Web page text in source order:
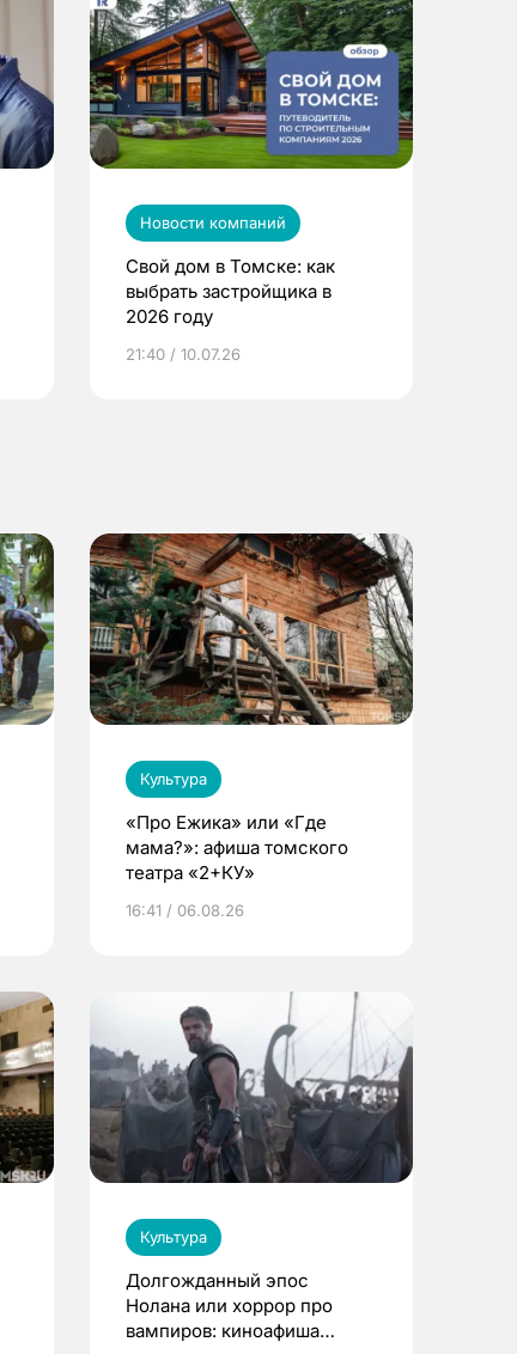
Новости компаний
Свой дом в Томске: как
выбрать застройщика в
2026 году
21:40 / 10.07.26
Культура
«Про Ежика» или «Где
мама?»: афиша томского
театра «2+КУ»
16:41 / 06.08.26
Культура
Долгожданный эпос
Нолана или хоррор про
вампиров: киноафиша